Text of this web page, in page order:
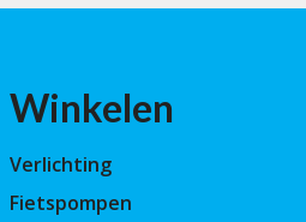
Winkelen
Verlichting
Fietspompen